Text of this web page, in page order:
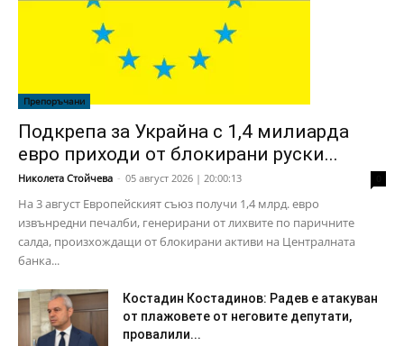
Препоръчани
Подкрепа за Украйна с 1,4 милиарда
евро приходи от блокирани руски...
Николета Стойчева - 05 август 2026 | 20:00:13
На 3 август Европейският съюз получи 1,4 млрд. евро
извънредни печалби, генерирани от лихвите по паричните
салда, произхождащи от блокирани активи на Централната
банка...
Костадин Костадинов: Радев е атакуван
от плажoвете от неговите депутати,
провалили...